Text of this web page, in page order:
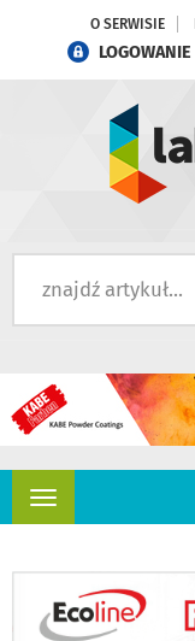
O SERWISIE
LOGOWANIE
Rozwiń